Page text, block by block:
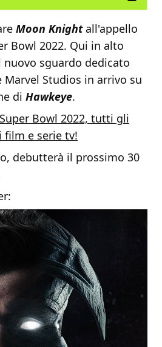
Moon Knightall'appello
Bowl 2022. Qui in alto
sguardo dedicato
Studios in arrivo su
di Hawkeye.
Super Bowl 2022, tutti gli
film e serie tv!
debutterà il prossimo 30